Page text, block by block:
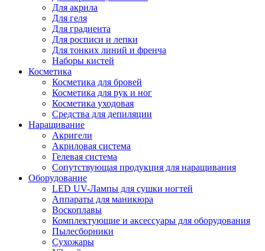
Для акрила
Для геля
Для градиента
Для росписи и лепки
Для тонких линий и френча
Наборы кистей
Косметика
Косметика для бровей
Косметика для рук и ног
Косметика уходовая
Средства для депиляции
Наращивание
Акригели
Акриловая система
Гелевая система
Сопутствующая продукция для наращивания
Оборудование
LED UV-Лампы для сушки ногтей
Аппараты для маникюра
Воскоплавы
Комплектующие и аксессуары для оборудования
Пылесборники
Сухожары